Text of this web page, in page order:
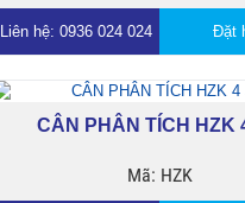
Liên hệ: 0936 024 024 Đặt
CÂN PHÂN TÍCH HZK
Mã: HZK